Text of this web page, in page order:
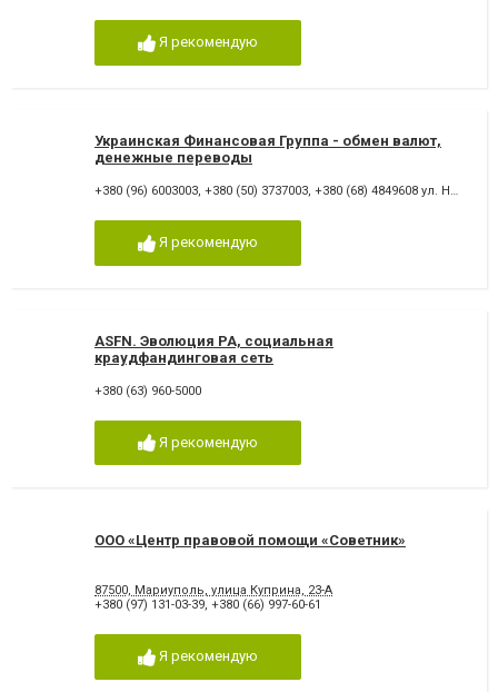
Я рекомендую
Украинская Финансовая Группа - обмен валют,
денежные переводы
+380 (96) 6003003, +380 (50) 3737003, +380 (68) 4849608 ул. Новая Жизнь,14-а
Я рекомендую
ASFN. Эволюция РА, социальная
краудфандинговая сеть
+380 (63) 960-5000
Я рекомендую
ООО «Центр правовой помощи «Советник»
87500, Мариуполь, улица Куприна, 23-А
+380 (97) 131-03-39, +380 (66) 997-60-61
Я рекомендую